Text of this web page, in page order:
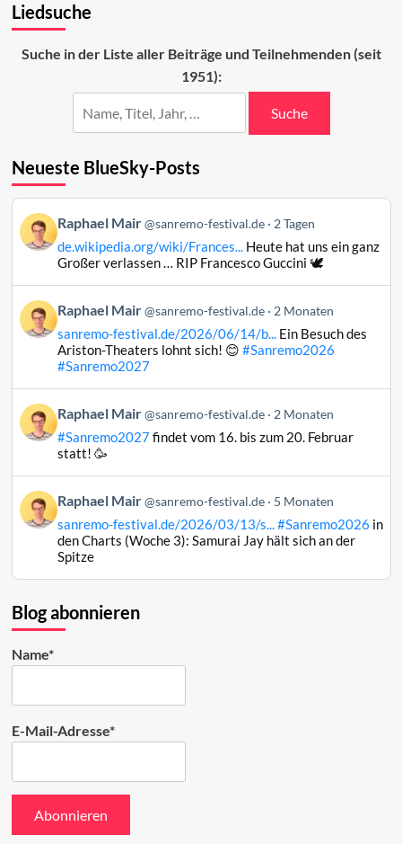
Duette
Festivals
Liedsuche
Suche in der Liste aller Beiträge und Teilnehmenden (seit
1951):
Suche
Neueste BlueSky-Posts
Beitrag
von
Raphael
Bluesky
ansehen
Raphael Mair @sanremo-festival.de 2 Tagen
de.wikipedia.org/wiki/Frances...Heute hat uns ein ganz
Großer verlassen … RIP Francesco Guccini 🕊️
Beitrag
von
Raphael
ansehen
Raphael Mair @sanremo-festival.de 2 Monaten
sanremo-festival.de/2026/06/14/b...Ein Besuch des
Ariston-Theaters lohnt sich! 😊 #Sanremo2026
#Sanremo2027
Beitrag
von
Raphael
Bluesky
ansehen
Raphael Mair @sanremo-festival.de 2 Monaten
#Sanremo2027findet vom 16. bis zum 20. Februar
statt! 🥳
Beitrag
von
Raphael
ansehen
Raphael Mair @sanremo-festival.de 5 Monaten
sanremo-festival.de/2026/03/13/s...#Sanremo2026 in
den Charts (Woche 3): Samurai Jay hält sich an der
Spitze
Blog abonnieren
Name*
E-Mail-Adresse*